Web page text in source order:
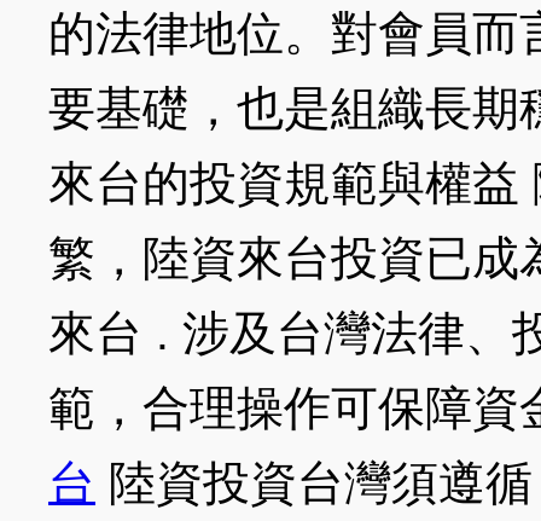
的法律地位。對會員
要基礎，也是組織長期
來台的投資規範與權
繁，陸資來台投資已成
來台 . 涉及台灣法律、
範，合理操作可保障資
台 陸資投資台灣須遵